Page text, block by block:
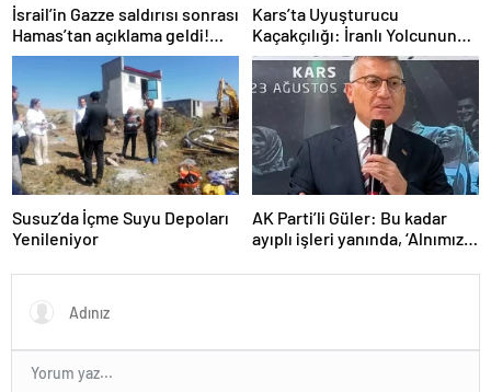
İsrail’in Gazze saldırısı sonrası
Hamas’tan açıklama geldi!
ABD’yi işaret ettiler
Kars’ta Uyuşturucu
Kaçakçılığı: İranlı Yolcunun
Makatında 203 Gram
Metamfetamin Bulundu
Susuz’da İçme Suyu Depoları
Yenileniyor
AK Parti’li Güler: Bu kadar
ayıplı işleri yanında, ‘Alnımız
diyor